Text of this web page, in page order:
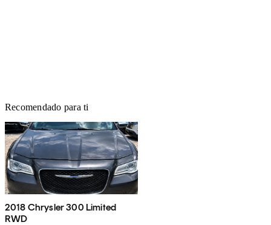
Recomendado para ti
2018 Chrysler 300 Limited
RWD